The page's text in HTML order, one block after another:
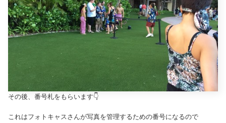
その後、番号札をもらいます👇
これはフォトキャスさんが写真を管理するための番号になるので